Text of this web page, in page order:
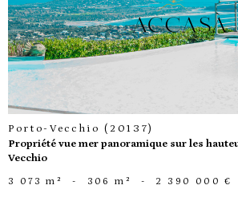
bien
Porto-Vecchio (20137)
Propriété vue mer panoramique sur les
Vecchio
3 073 m² - 306 m² - 2 390 000 €